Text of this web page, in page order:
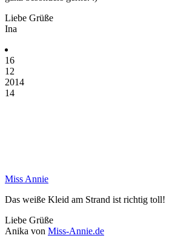
Liebe Grüße
Ina
16
12
2014
14
Miss Annie
Das weiße Kleid am Strand ist richtig toll!
Liebe Grüße
Anika von Miss-Annie.de